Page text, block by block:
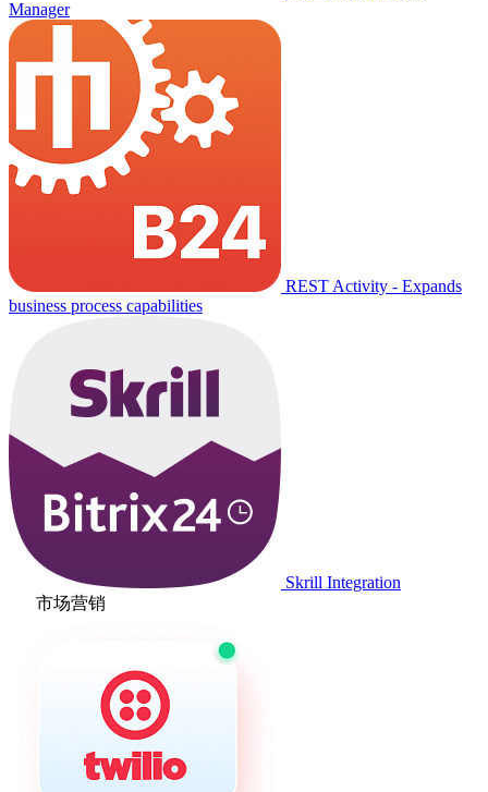
Manager
REST Activity - Expands
business process capabilities
Skrill Integration
市场营销